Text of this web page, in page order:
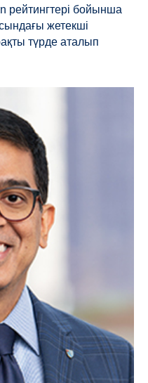
рейтингтері бойынша
жетекші
түрде аталып